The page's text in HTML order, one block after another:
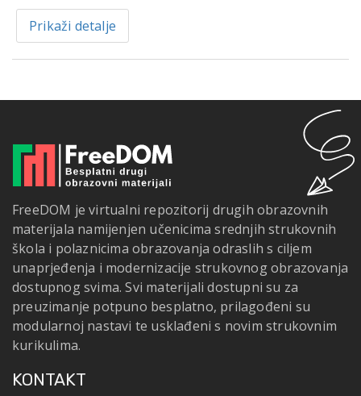
Prikaži detalje
FreeDOM je virtualni repozitorij drugih obrazovnih
materijala namijenjen učenicima srednjih strukovnih
škola i polaznicima obrazovanja odraslih s ciljem
unaprjeđenja i modernizacije strukovnog obrazovanja
dostupnog svima. Svi materijali dostupni su za
preuzimanje potpuno besplatno, prilagođeni su
modularnoj nastavi te usklađeni s novim strukovnim
kurikulima.
KONTAKT